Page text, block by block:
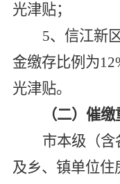
光津贴；
5、信江新
金缴存比例为
光津贴。
（二）催缴
市本级（含
及乡、镇单位住